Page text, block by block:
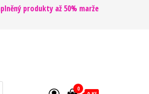
produkty až 50% marže
0